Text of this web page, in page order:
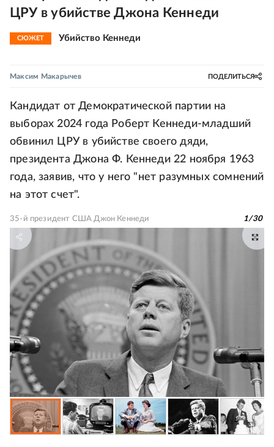
ЦРУ в убийстве Джона Кеннеди
СЮЖЕТ Убийство Кеннеди
Максим Макарычев ПОДЕЛИТЬСЯ
Кандидат от Демократической партии на
выборах 2024 года Роберт Кеннеди-младший
обвинил ЦРУ в убийстве своего дяди,
президента Джона Ф. Кеннеди 22 ноября 1963
года, заявив, что у него "нет разумных сомнений
на этот счет".
35-й президент США Джон Кеннеди 1/30